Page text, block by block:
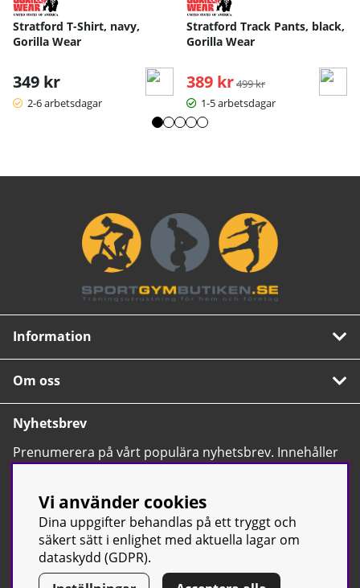
Stratford T-Shirt, navy,
Gorilla Wear
349 kr
2-6 arbetsdagar
Stratford Track Pants, black,
Gorilla Wear
389 kr Ordinarie pris:
499 kr
1-5 arbetsdagar
Information
Om oss
Nyhetsbrev
Prenumerera på vårt populära nyhetsbrev. Innehåller
tips, nyheter och våra allra bästa erbjudanden.
Vi använder cookies
Dina uppgifter behandlas på ett tryggt och
säkert sätt i enlighet med aktuella lagar om
dataskydd (GDPR).